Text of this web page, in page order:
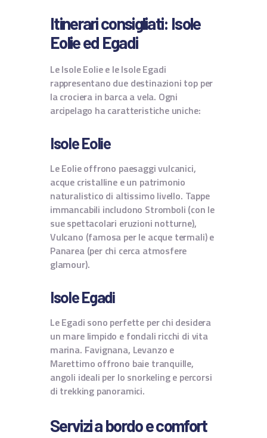
Itinerari consigliati: Isole
Eolie ed Egadi
Le Isole Eolie e le Isole Egadi
rappresentano due destinazioni top per
la crociera in barca a vela. Ogni
arcipelago ha caratteristiche uniche:
Isole Eolie
Le Eolie offrono paesaggi vulcanici,
acque cristalline e un patrimonio
naturalistico di altissimo livello. Tappe
immancabili includono Stromboli (con le
sue spettacolari eruzioni notturne),
Vulcano (famosa per le acque termali) e
Panarea (per chi cerca atmosfere
glamour).
Isole Egadi
Le Egadi sono perfette per chi desidera
un mare limpido e fondali ricchi di vita
marina. Favignana, Levanzo e
Marettimo offrono baie tranquille,
angoli ideali per lo snorkeling e percorsi
di trekking panoramici.
Servizi a bordo e comfort